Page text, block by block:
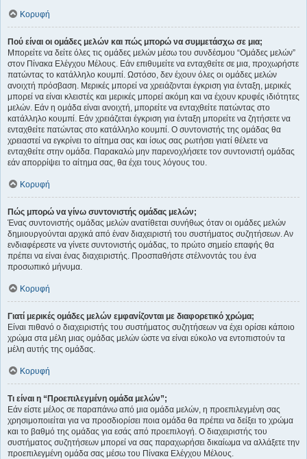
Κορυφή
Πού είναι οι ομάδες μελών και πώς μπορώ να συμμετάσχω σε μια;
Μπορείτε να δείτε όλες τις ομάδες μελών μέσω του συνδέσμου “Ομάδες μελών”
στον Πίνακα Ελέγχου Μέλους. Εάν επιθυμείτε να ενταχθείτε σε μια, προχωρήστε
πατώντας το κατάλληλο κουμπί. Ωστόσο, δεν έχουν όλες οι ομάδες μελών
ανοιχτή πρόσβαση. Μερικές μπορεί να χρειάζονται έγκριση για ένταξη, μερικές
μπορεί να είναι κλειστές και μερικές μπορεί ακόμη και να έχουν κρυφές ιδιότητες
μελών. Εάν η ομάδα είναι ανοιχτή, μπορείτε να ενταχθείτε πατώντας στο
κατάλληλο κουμπί. Εάν χρειάζεται έγκριση για ένταξη μπορείτε να ζητήσετε να
ενταχθείτε πατώντας στο κατάλληλο κουμπί. Ο συντονιστής της ομάδας θα
χρειαστεί να εγκρίνει το αίτημα σας και ίσως σας ρωτήσει γιατί θέλετε να
ενταχθείτε στην ομάδα. Παρακαλώ μην παρενοχλήσετε τον συντονιστή ομάδας
εάν απορρίψει το αίτημα σας, θα έχει τους λόγους του.
Κορυφή
Πώς μπορώ να γίνω συντονιστής ομάδας μελών;
Ένας συντονιστής ομάδας μελών ανατίθεται συνήθως όταν οι ομάδες μελών
δημιουργούνται αρχικά από έναν διαχειριστή του συστήματος συζητήσεων. Αν
ενδιαφέρεστε να γίνετε συντονιστής ομάδας, το πρώτο σημείο επαφής θα
πρέπει να είναι ένας διαχειριστής. Προσπαθήστε στέλνοντάς του ένα
προσωπικό μήνυμα.
Κορυφή
Γιατί μερικές ομάδες μελών εμφανίζονται με διαφορετικό χρώμα;
Είναι πιθανό ο διαχειριστής του συστήματος συζητήσεων να έχει ορίσει κάποιο
χρώμα στα μέλη μιας ομάδας μελών ώστε να είναι εύκολο να εντοπιστούν τα
μέλη αυτής της ομάδας.
Κορυφή
Τι είναι η “Προεπιλεγμένη ομάδα μελών”;
Εάν είστε μέλος σε παραπάνω από μια ομάδα μελών, η προεπιλεγμένη σας
χρησιμοποιείται για να προσδιορίσει ποια ομάδα θα πρέπει να δείξει το χρώμα
και το βαθμό της ομάδας για εσάς από προεπιλογή. Ο διαχειριστής του
συστήματος συζητήσεων μπορεί να σας παραχωρήσει δικαίωμα να αλλάξετε την
προεπιλεγμένη ομάδα σας μέσω του Πίνακα Ελέγχου Μέλους.